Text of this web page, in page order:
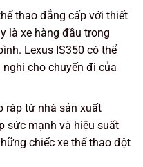
thao đẳng cấp với thiết
là xe hàng đầu trong
Lexus IS350 có thể
cho chuyến đi của
ráp từ nhà sản xuất
sức mạnh và hiệu suất
chiếc xe thể thao đột